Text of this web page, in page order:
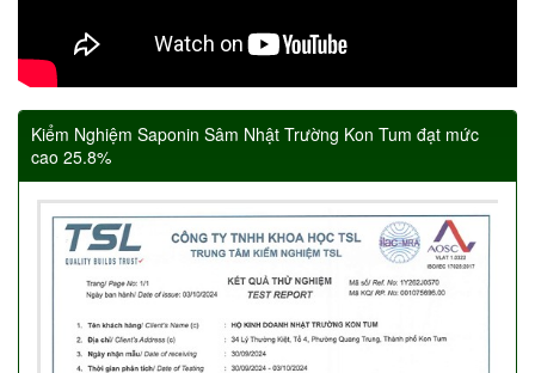
Kiểm Nghiệm Saponin Sâm Nhật Trường Kon Tum đạt mức
cao 25.8%